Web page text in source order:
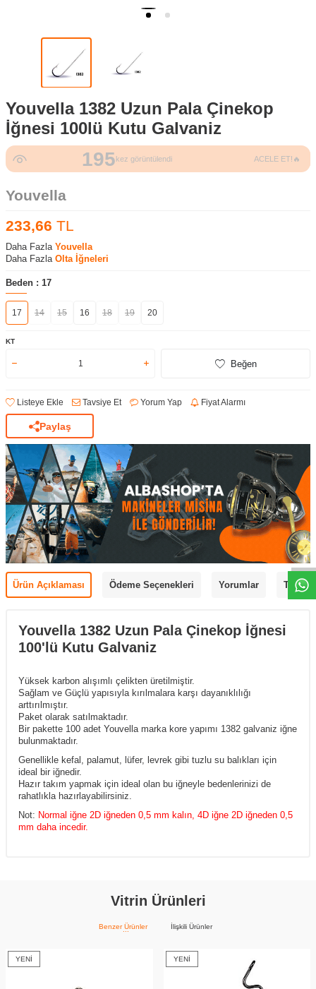
Youvella 1382 Uzun Pala Çinekop
İğnesi 100lü Kutu Galvaniz
195 kez görüntülendi
5 kez sepete eklendi ACELE ET!🔥
Youvella
233,66 TL
Daha Fazla Youvella
Daha Fazla Olta İğneleri
Beden : 17
17 14 15 16 18 19 20
KT
Beğen
Listeye Ekle Tavsiye Et Yorum Yap Fiyat Alarmı
Paylaş
Ürün Açıklaması Ödeme Seçenekleri Yorumlar
Youvella 1382 Uzun Pala Çinekop İğnesi
100'lü Kutu Galvaniz
Yüksek karbon alışımlı çelikten üretilmiştir.
Sağlam ve Güçlü yapısıyla kırılmalara karşı dayanıklılığı
arttırılmıştır.
Paket olarak satılmaktadır.
Bir pakette 100 adet Youvella marka kore yapımı 1382 galvaniz iğne
bulunmaktadır.
Genellikle kefal, palamut, lüfer, levrek gibi tuzlu su balıkları için
ideal bir iğnedir.
Hazır takım yapmak için ideal olan bu iğneyle bedenlerinizi de
rahatlıkla hazırlayabilirsiniz.
Not: Normal iğne 2D iğneden 0,5 mm kalın, 4D iğne 2D iğneden 0,5
mm daha incedir.
Vitrin Ürünleri
Benzer Ürünler İlişkili Ürünler
YENI YENI